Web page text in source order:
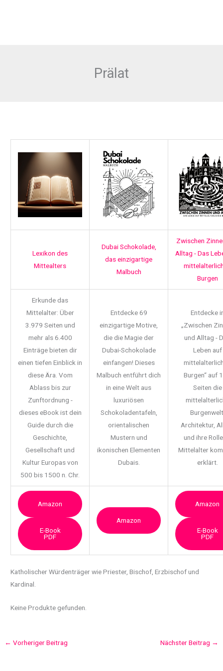
Prälat
Lexikon des
Mittealters
Dubai Schokolade,
das einzigartige
Malbuch
Zwischen
Alltag - Das
Burgen
Erkunde das
Mittelalter: Über
3.979 Seiten und
mehr als 6.400
Einträge bieten dir
einen tiefen Einblick in
diese Ära. Vom
Ablass bis zur
Zunftordnung -
dieses eBook ist dein
Guide durch die
Geschichte,
Gesellschaft und
Kultur Europas von
500 bis 1500 n. Chr.
Entdecke 69
einzigartige Motive,
die die Magie der
Dubai-Schokolade
einfangen! Dieses
Malbuch entführt dich
in eine Welt aus
luxuriösen
Schokoladentafeln,
orientalischen
Mustern und
ikonischen Elementen
Dubais.
Entdecke
„Zwischen
und Alltag -
Leben auf
Burgen“ auf
Seiten die
Architektur,
und ihre
Mittelalter
erklärt.
Amazon
E-Book
PDF
Amazon
Amazon
E-Book
PDF
Katholischer Würdenträger wiePriester, Bischof, Erzbischof und
Kardinal.
Keine Produkte gefunden.
← Vorheriger Beitrag Nächster Beitrag →